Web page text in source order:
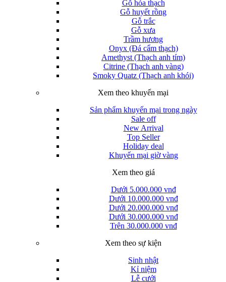
Gỗ hóa thạch
Gỗ huyết rồng
Gỗ trắc
Gỗ xưa
Trầm hương
Onyx (Đá cẩm thạch)
Amethyst (Thạch anh tím)
Citrine (Thạch anh vàng)
Smoky Quatz (Thạch anh khói)
Xem theo khuyến mại
Sản phẩm khuyến mại trong ngày
Sale off
New Arrival
Top Seller
Holiday deal
Khuyến mại giờ vàng
Xem theo giá
Dưới 5.000.000 vnđ
Dưới 10.000.000 vnđ
Dưới 20.000.000 vnđ
Dưới 30.000.000 vnđ
Trên 30.000.000 vnđ
Xem theo sự kiện
Sinh nhật
Kỉ niệm
Lễ cưới